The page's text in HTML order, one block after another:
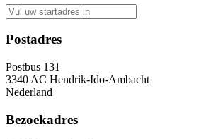
Postadres
Postbus 131
3340 AC Hendrik-Ido-Ambacht
Nederland
Bezoekadres